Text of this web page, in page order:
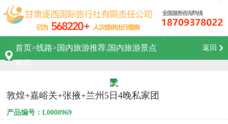
首页>线路>国内旅游推荐,国内旅游景点
返回
敦煌+嘉峪关+张掖+兰州5日4晚私家团
产品编号：L0000969